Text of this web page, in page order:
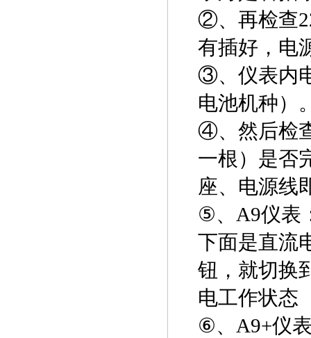
②、再检查
有插好，电
③、仪表内
电池机种）
④、然后检
一根）是否
座、电源线
⑤、A9仪表
下面是直流
钮，就切换
电工作状态
⑥、A9+仪